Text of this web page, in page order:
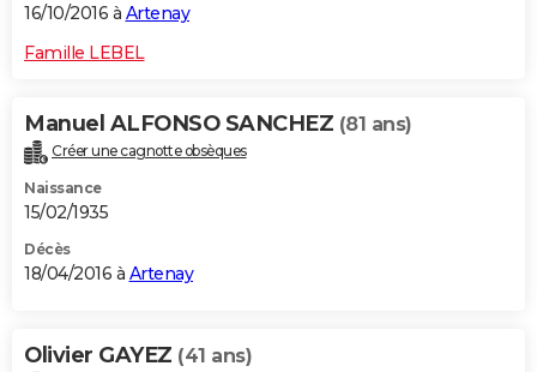
16/10/2016 à Artenay
Famille LEBEL
Manuel ALFONSO SANCHEZ (81 ans)
Créer une cagnotte obsèques
Naissance
15/02/1935
Décès
18/04/2016 à Artenay
Olivier GAYEZ (41 ans)